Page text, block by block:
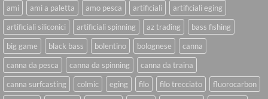
ami ami a paletta amo pesca artificiali
artificiali eging
artificiali siliconici
artificiali spinning az trading
bass fishing
big game
black bass bolentino bolognese
canna
canna da pesca
canna da spinning
canna da traina
canna surfcasting
colmic eging filo filo trecciato
fluorocarbon